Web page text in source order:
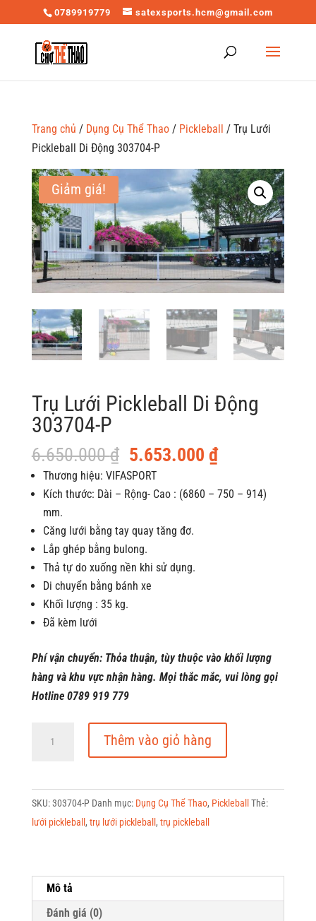
0789919779 satexsports.hcm@gmail.com
Trang chủ / Dụng Cụ Thể Thao/ Pickleball / Trụ Lưới
Pickleball Di Động 303704-P
Giảm giá!
Trụ Lưới Pickleball Di Động
303704-P
6.650.000₫ Giá
gốc
là:
5.653.000 ₫Giá
tại
Thương hiệu: VIFASPORT
Kích thước: Dài – Rộng- Cao : (6860 – 750 – 914)
mm.
Căng lưới bằng tay quay tăng đơ.
Lắp ghép bằng bulong.
Thả tự do xuống nền khi sử dụng.
Di chuyển bằng bánh xe
Khối lượng : 35 kg.
Đã kèm lưới
Phí vận chuyển: Thỏa thuận, tùy thuộc vào khối lượng
hàng và khu vực nhận hàng. Mọi thắc mắc, vui lòng gọi
Hotline 0789 919 779
Di
Động
303704-
lượng
Thêm vào giỏ hàng
SKU:303704-P Danh mục: Dụng Cụ Thể Thao, Pickleball
Thẻ:
lưới pickleball , trụ lưới pickleball , trụ pickleball
Mô tả
Đánh giá (0)